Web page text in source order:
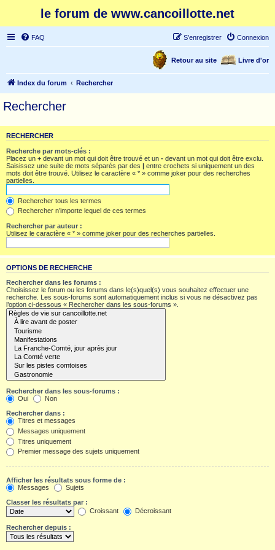
le forum de www.cancoillotte.net
FAQ Connexion
S’enregistrer
Livre d'or
Retour au site
Index du forum Rechercher
Rechercher
RECHERCHER
Recherche par mots-clés :
Placez un + devant un mot qui doit être trouvé et un - devant un mot qui doit être exclu.
Saisissez une suite de mots séparés par des | entre crochets si uniquement un des
mots doit être trouvé. Utilisez le caractère « * » comme joker pour des recherches
partielles.
Rechercher tous les termes
Rechercher n’importe lequel de ces termes
Rechercher par auteur :
Utilisez le caractère « * » comme joker pour des recherches partielles.
OPTIONS DE RECHERCHE
Rechercher dans les forums :
Choisissez le forum ou les forums dans le(s)quel(s) vous souhaitez effectuer une
recherche. Les sous-forums sont automatiquement inclus si vous ne désactivez pas
l’option ci-dessous « Rechercher dans les sous-forums ».
Rechercher dans les sous-forums :
Oui
Non
Rechercher dans :
Titres et messages
Messages uniquement
Titres uniquement
Premier message des sujets uniquement
Afficher les résultats sous forme de :
Messages
Sujets
Classer les résultats par :
Croissant
Décroissant
Rechercher depuis :